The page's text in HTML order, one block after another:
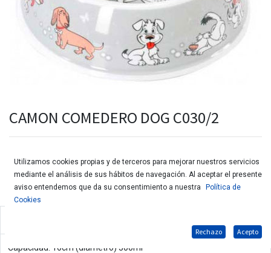
CAMON COMEDERO DOG C030/2
Capacidad: 16cm (diámetro) 300ml
Utilizamos cookies propias y de terceros para mejorar nuestros servicios
mediante el análisis de sus hábitos de navegación. Al aceptar el presente
aviso entendemos que da su consentimiento a nuestra
Política de
Cookies
Rechazo Acepto